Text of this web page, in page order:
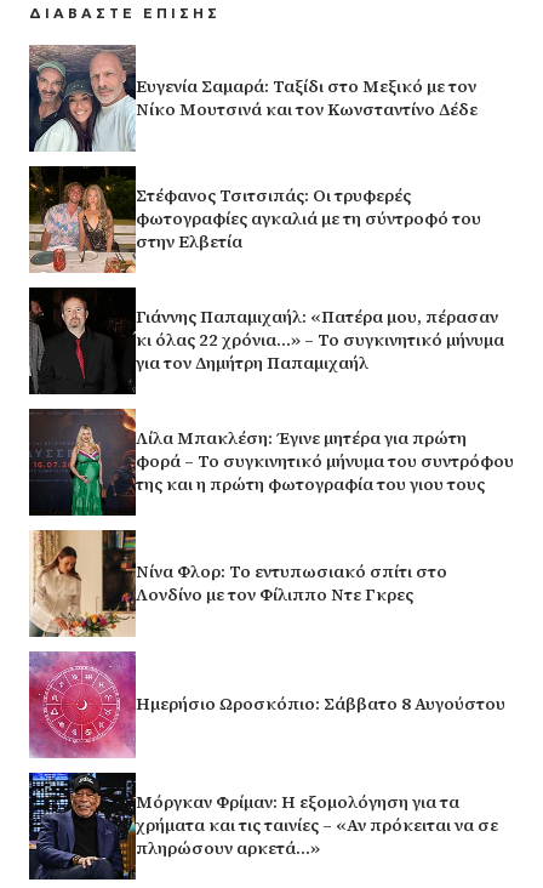
ΔΙΑΒΑΣΤΕ ΕΠΙΣΗΣ
Ευγενία Σαμαρά: Ταξίδι στο Μεξικό με τον
Νίκο Μουτσινά και τον Κωνσταντίνο Δέδε
Στέφανος Τσιτσιπάς: Οι τρυφερές
φωτογραφίες αγκαλιά με τη σύντροφό του
στην Ελβετία
Γιάννης Παπαμιχαήλ: «Πατέρα μου, πέρασαν
κι όλας 22 χρόνια…» – Το συγκινητικό μήνυμα
για τον Δημήτρη Παπαμιχαήλ
Λίλα Μπακλέση: Έγινε μητέρα για πρώτη
φορά – Το συγκινητικό μήνυμα του συντρόφου
της και η πρώτη φωτογραφία του γιου τους
Νίνα Φλορ: Το εντυπωσιακό σπίτι στο
Λονδίνο με τον Φίλιππο Ντε Γκρες
Ημερήσιο Ωροσκόπιο: Σάββατο 8 Αυγούστου
Μόργκαν Φρίμαν: Η εξομολόγηση για τα
χρήματα και τις ταινίες – «Αν πρόκειται να σε
πληρώσουν αρκετά…»